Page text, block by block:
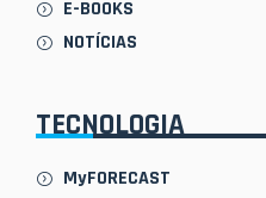
E-BOOKS
NOTÍCIAS
TECNOLOGIA
MyFORECAST